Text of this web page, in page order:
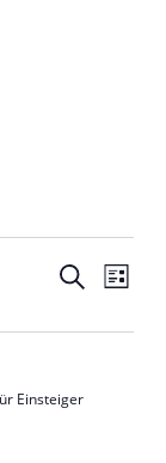
SucheListe
Einsteiger